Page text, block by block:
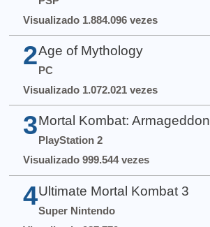
Visualizado 1.884.096 vezes
2 Age of Mythology
PC
Visualizado 1.072.021 vezes
3 Mortal Kombat: Armageddon
PlayStation 2
Visualizado 999.544 vezes
4 Ultimate Mortal Kombat 3
Super Nintendo